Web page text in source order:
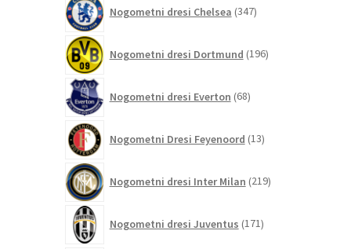
Nogometni dresi Chelsea 347izdelkov
Nogometni dresi Dortmund 196izdelkov
Nogometni dresi Everton 68izdelkov
Nogometni Dresi Feyenoord 13izdelkov
Nogometni dresi Inter Milan 219izdelkov
Nogometni dresi Juventus 171izdelkov